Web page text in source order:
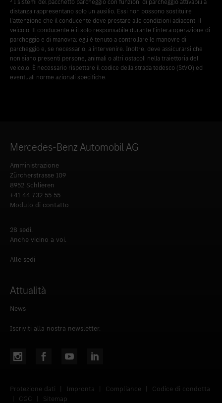
distanza rappresentano solo un ausilio. Essi non possono sostituire
l'attenzione che il conducente deve prestare alle condizioni adiacenti il
veicolo. Il conducente è il solo responsabile durante l'intera operazione di
parcheggio e di manovra: egli è tenuto a controllare le manovre di
parcheggio e, se necessario, a intervenire. Inoltre, deve assicurarsi che
non siano presenti persone, animali o altri ostacoli nella traiettoria del
veicolo. È necessario rispettare il codice della strada tedesco (StVO) ed
eventuali norme azionali specifiche.
Mercedes-Benz Automobil AG
Amministrazione
Zürcherstrasse 109
8952 Schlieren
+41 44 732 55 55
Modulo di contatto
28 sedi.
Anche vicino a voi.
Alle sedi
Attualità
News
Iscriviti alla nostra newsletter.
Protezione dati | Impronta | Compliance |
Codice di condotta
|
CGC | Sitemap